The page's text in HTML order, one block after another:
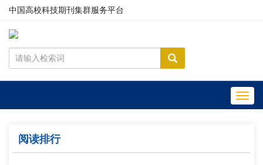
中国高校科技期刊集群服务平台
阅读排行